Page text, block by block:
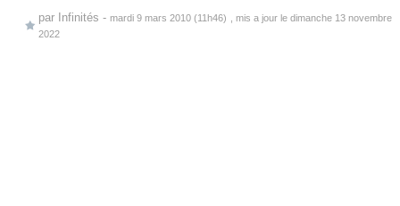
par Infinités - mardi 9 mars 2010 (11h46)
, mis a jour le dimanche 13 novembre
2022